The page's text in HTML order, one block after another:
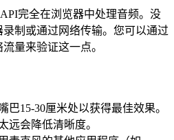
完全在浏览器中处理音频。没
制或通过网络传输。您可以通过
量来验证这一点。
巴15-30厘米处以获得最佳效果。
远会降低清晰度。